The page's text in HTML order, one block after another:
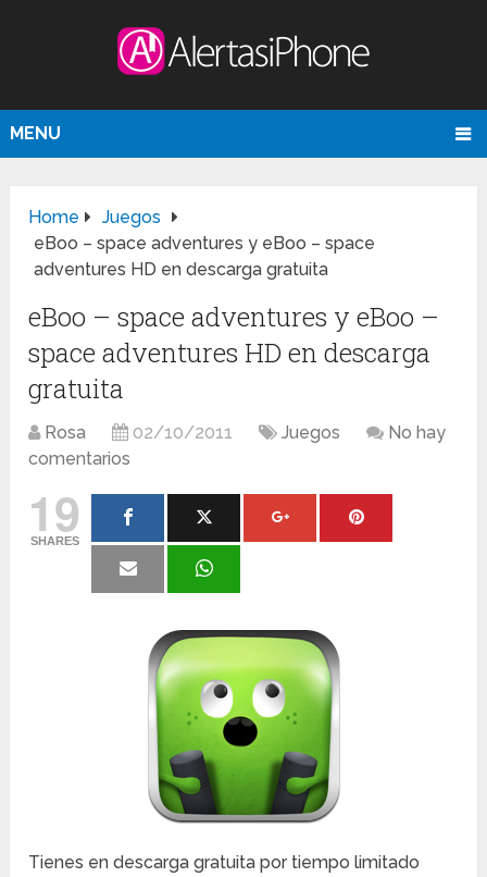
MENU
Home
Juegos
eBoo – space adventures y eBoo – space
adventures HD en descarga gratuita
eBoo – space adventures y eBoo –
space adventures HD en descarga
gratuita
Rosa 02/10/2011 Juegos
No hay
comentarios
19
SHARES
Tienes en descarga gratuita por tiempo limitado